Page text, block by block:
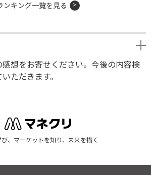
ンキング一覧を見る
想をお寄せください。今後の内容検
ただきます。
、マーケットを知り、未来を描く